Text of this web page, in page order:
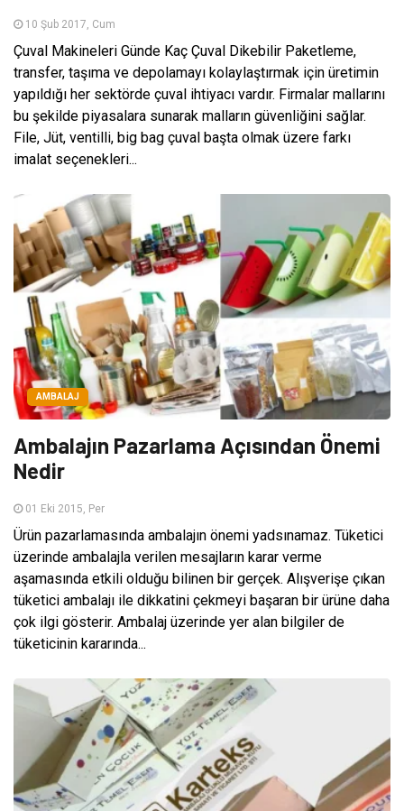
10 Şub 2017, Cum
Çuval Makineleri Günde Kaç Çuval Dikebilir Paketleme,
transfer, taşıma ve depolamayı kolaylaştırmak için üretimin
yapıldığı her sektörde çuval ihtiyacı vardır. Firmalar mallarını
bu şekilde piyasalara sunarak malların güvenliğini sağlar.
File, Jüt, ventilli, big bag çuval başta olmak üzere farkı
imalat seçenekleri...
AMBALAJ
Ambalajın Pazarlama Açısından Önemi
Nedir
01 Eki 2015, Per
Ürün pazarlamasında ambalajın önemi yadsınamaz. Tüketici
üzerinde ambalajla verilen mesajların karar verme
aşamasında etkili olduğu bilinen bir gerçek. Alışverişe çıkan
tüketici ambalajı ile dikkatini çekmeyi başaran bir ürüne daha
çok ilgi gösterir. Ambalaj üzerinde yer alan bilgiler de
tüketicinin kararında...